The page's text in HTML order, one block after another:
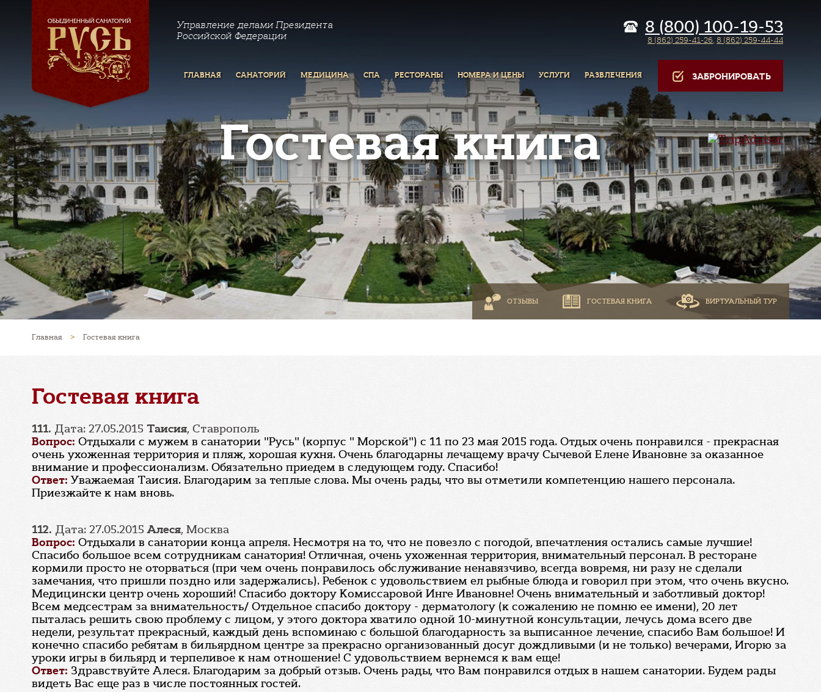
Управление делами Президента
Российской Федерации
8 (800) 100-19-53
8 (862) 259-41-26, 8 (862) 259-44-44
ГЛАВНАЯ САНАТОРИЙ МЕДИЦИНА СПА РЕСТОРАНЫ НОМЕРА И ЦЕНЫ УСЛУГИ РАЗВЛЕЧЕНИЯ ЗАБРОНИРОВАТЬ
Гостевая книга
ОТЗЫВЫ ГОСТЕВАЯ КНИГА ВИРТУАЛЬНЫЙ ТУР
Главная > Гостевая книга
Гостевая книга
111. Дата: 27.05.2015 Таисия, Ставрополь
Вопрос: Отдыхали с мужем в санатории "Русь" (корпус " Морской") с 11 по 23 мая 2015 года. Отдых очень понравился - прекрасная
очень ухоженная территория и пляж, хорошая кухня. Очень благодарны лечащему врачу Сычевой Елене Ивановне за оказанное
внимание и профессионализм. Обязательно приедем в следующем году. Спасибо!
Ответ: Уважаемая Таисия. Благодарим за теплые слова. Мы очень рады, что вы отметили компетенцию нашего персонала.
Приезжайте к нам вновь.
112. Дата: 27.05.2015Алеся, Москва
Вопрос: Отдыхали в санатории конца апреля. Несмотря на то, что не повезло с погодой, впечатления остались самые лучшие!
Спасибо большое всем сотрудникам санатория! Отличная, очень ухоженная территория, внимательный персонал. В ресторане
кормили просто не оторваться (при чем очень понравилось обслуживание ненавязчиво, всегда вовремя, ни разу не сделали
замечания, что пришли поздно или задержались). Ребенок с удовольствием ел рыбные блюда и говорил при этом, что очень вкусно.
Медицински центр очень хороший! Спасибо доктору Комиссаровой Инге Ивановне! Очень внимательный и заботливый доктор!
Всем медсестрам за внимательность/ Отдельное спасибо доктору - дерматологу (к сожалению не помню ее имени), 20 лет
пыталась решить свою проблему с лицом, у этого доктора хватило одной 10-минутной консультации, лечусь дома всего две
недели, результат прекрасный, каждый день вспоминаю с большой благодарность за выписанное лечение, спасибо Вам большое! И
конечно спасибо ребятам в бильярдном центре за прекрасно организованный досуг дождливыми (и не только) вечерами, Игорю за
уроки игры в бильярд и терпеливое к нам отношение! С удовольствием вернемся к вам еще!
Ответ: Здравствуйте Алеся. Благодарим за добрый отзыв. Очень рады, что Вам понравился отдых в нашем санатории. Будем рады
видеть Вас еще раз в числе постоянных гостей.